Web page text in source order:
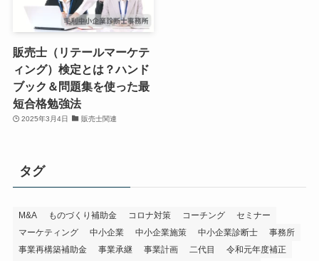
販売士（リテールマーケテ
ィング）検定とは？ハンド
ブック＆問題集を使った最
短合格勉強法
2025年3月4日 販売士関連
タグ
M&A ものづくり補助金 コロナ対策 コーチング
セミナー
マーケティング
中小企業 中小企業施策 中小企業診断士
事務所
事業再構築補助金
事業承継 事業計画 二代目
令和元年度補正